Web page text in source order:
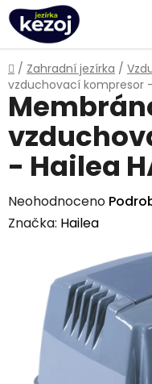
Přejít
na
obsah
Domů
/ Zahradní jezírka /
vzduchovací kompresor -
- Hailea
Průměrné
hodnocení
hvězdiček.
Neohodnoceno
Značka: Hailea